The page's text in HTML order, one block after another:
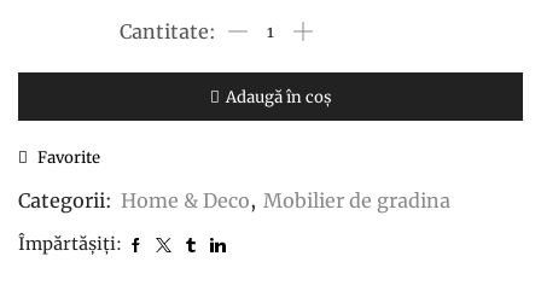
Cantitate
Ghiveci
Flori
Metalic
Adaugă în coș
Favorite
Categorii: Home & Deco, Mobilier de gradina
Împărtășiți: